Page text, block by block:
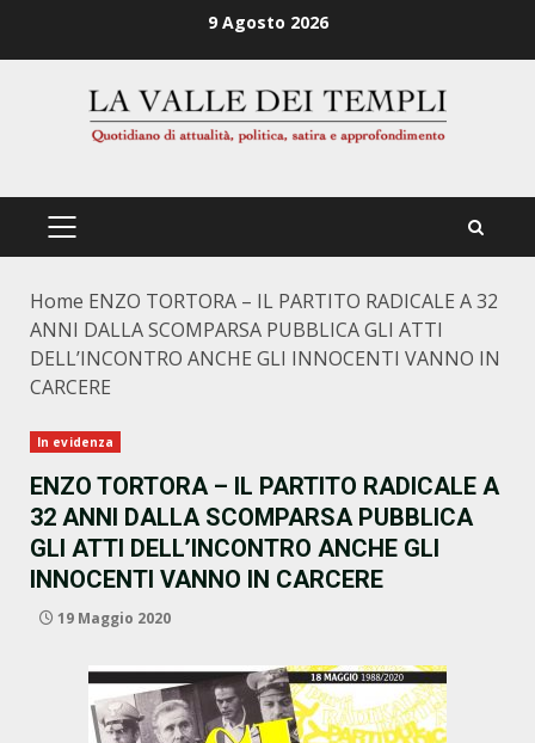
9 Agosto 2026
PRIMÄRES
Home ENZO TORTORA – IL PARTITO RADICALE A 32
ANNI DALLA SCOMPARSA PUBBLICA GLI ATTI
DELL’INCONTRO ANCHE GLI INNOCENTI VANNO IN
CARCERE
In evidenza
ENZO TORTORA – IL PARTITO RADICALE A
32 ANNI DALLA SCOMPARSA PUBBLICA
GLI ATTI DELL’INCONTRO ANCHE GLI
INNOCENTI VANNO IN CARCERE
19 Maggio 2020